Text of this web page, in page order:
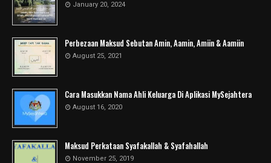
January 20, 2024
Perbezaan Maksud Sebutan Amin, Aamin, Amiin & Aamiin
August 25, 2021
Cara Masukkan Nama Ahli Keluarga Di Aplikasi MySejahtera
August 16, 2020
Maksud Perkataan Syafakallah & Syafahallah
November 25, 2019